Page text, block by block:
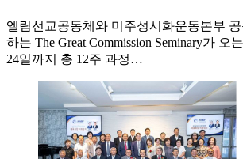
엘림선교공동체와 미주성시화운동본부
하는 The Great Commission Seminary가 오
24일까지 총 12주 과정…